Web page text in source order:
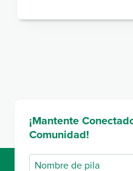
¡Mantente
Comunidad!
Nombre